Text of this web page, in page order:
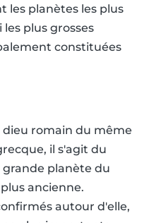
les planètes les plus
les plus grosses
constituées
romain du même
il s'agit du
grande planète du
ancienne.
autour d'elle,